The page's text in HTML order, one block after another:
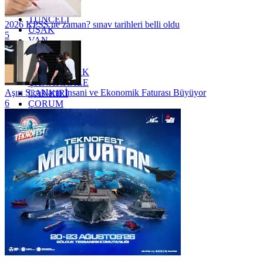
TRABZON
TUNCELİ
UŞAK
VAN
YALOVA
YOZGAT
ZONGULDAK
ÇANAKKALE
ÇANKIRI
ÇORUM
İSTANBUL
İZMİR
ŞANLIURFA
ŞIRNAK
2026 KPSS ne zaman? sınav tarihleri belli oldu
5
Aşırı Sıcakların İnsani ve Ekonomik Faturası Büyüyor
6